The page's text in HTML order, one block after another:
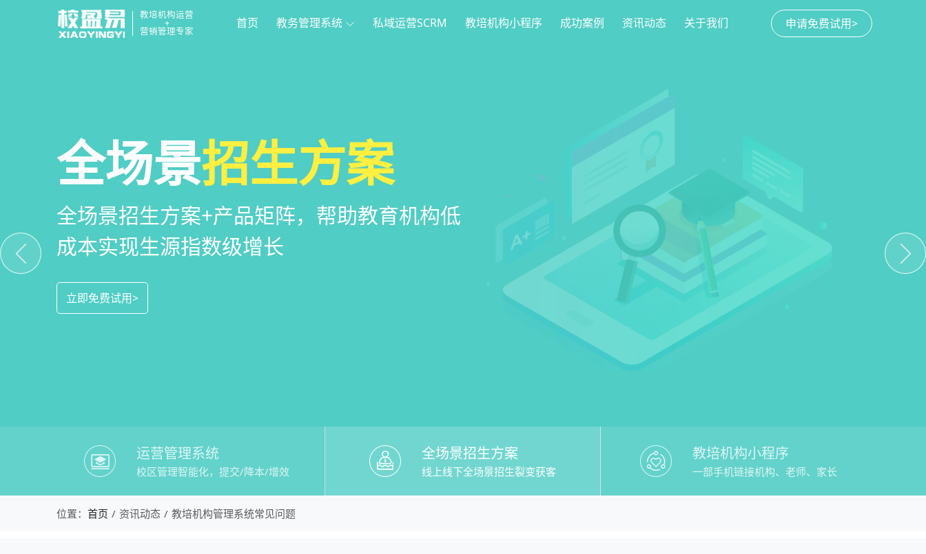
教培机构运营
+
营销管理专家
申请免费试用>
首页 教务管理系统 私域运营SCRM 教培机构小程序 成功案例 资讯动态 关于我们
校区运营管理系统
教培机构数字化全场景运营管理系统，全方
位解决学校经营管理难题
立即免费试用>
全场景招生方案
全场景招生方案+产品矩阵，帮助教育机构低
成本实现生源指数级增长
立即免费试用>
教培机构小程序
一部手机链接机构、学员、家长，管理更便
捷，互动零距离，体验更满意
立即免费试用>
运营管理系统
校区管理智能化，提交/降本/增效
全场景招生方案
线上线下全场景招生裂变获客
教培机构小程序
一部手机链接机构、老师、家长
校盈易-教培机构管理系统常见问题-【教培招生裂变软件排名】哪个好？推荐校盈易教培招生裂变软件排名教务管理平台
位置： 首页 资讯动态 教培机构管理系统常见问题